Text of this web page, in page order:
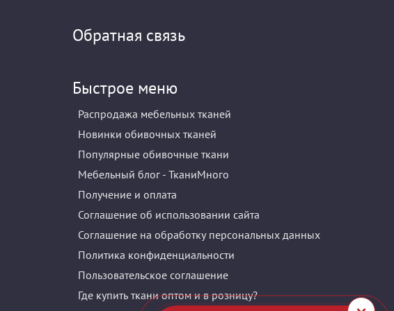
Обратная связь
Быстрое меню
Распродажа мебельных тканей
Новинки обивочных тканей
Популярные обивочные ткани
Мебельный блог - ТканиМного
Получение и оплата
Соглашение об использовании сайта
Соглашение на обработку персональных данных
Политика конфиденциальности
Пользовательское соглашение
Где купить ткани оптом и в розницу?